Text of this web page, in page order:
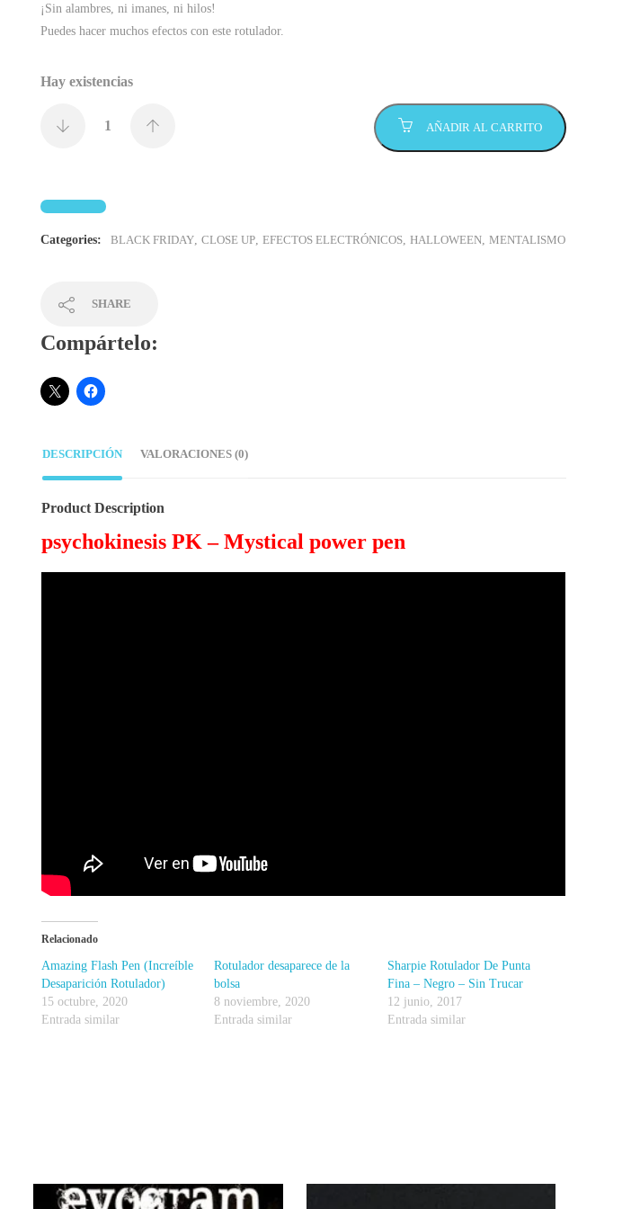
¡Sin alambres, ni imanes, ni hilos!
Puedes hacer muchos efectos con este rotulador.
Hay existencias
AÑADIR AL CARRITO
Categories: BLACK FRIDAY, CLOSE UP, EFECTOS ELECTRÓNICOS, HALLOWEEN, MENTALISMO
SHARE
Compártelo:
DESCRIPCIÓN VALORACIONES (0)
Product Description
psychokinesis PK – Mystical power pen
Relacionado
Amazing Flash Pen (Increíble
Desaparición Rotulador)
15 octubre, 2020
Entrada similar
Rotulador desaparece de la
bolsa
8 noviembre, 2020
Entrada similar
Sharpie Rotulador De Punta
Fina – Negro – Sin Trucar
12 junio, 2017
Entrada similar